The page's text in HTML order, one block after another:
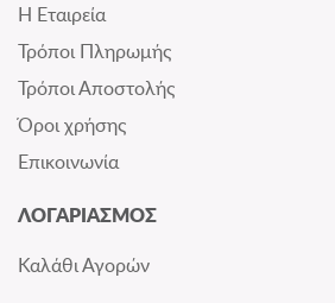
Η Εταιρεία
Τρόποι Πληρωμής
Τρόποι Αποστολής
Όροι χρήσης
Επικοινωνία
ΛΟΓΑΡΙΑΣΜΟΣ
Καλάθι Αγορών